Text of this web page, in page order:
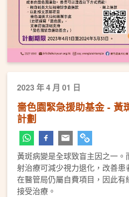
2023 年 4 月 01 日
嗇色園緊急援助基金 - 黃
計劃
黃斑病變是全球致盲主因之一。
射治療可減少視力退化，改善
在醫管局仍屬自費項目，因此有
接受治療。